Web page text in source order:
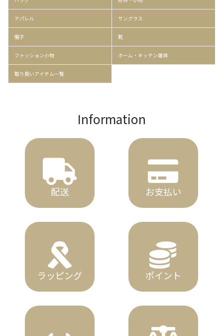
アパレル サングラス
帽子 靴
ファッション小物 ホーム・キッチン雑貨
取り扱いアイテム一覧
Information
配送 お支払い
ラッピング ポイント